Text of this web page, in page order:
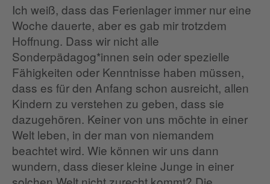
Ich weiß, dass das Ferienlager immer nur eine
Woche dauerte, aber es gab mir trotzdem
Hoffnung. Dass wir nicht alle
Sonderpädagog*innen sein oder spezielle
Fähigkeiten oder Kenntnisse haben müssen,
dass es für den Anfang schon ausreicht, allen
Kindern zu verstehen zu geben, dass sie
dazugehören. Keiner von uns möchte in einer
Welt leben, in der man von niemandem
beachtet wird. Wie können wir uns dann
wundern, dass dieser kleine Junge in einer